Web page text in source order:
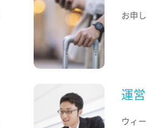
お申
運
ウィ